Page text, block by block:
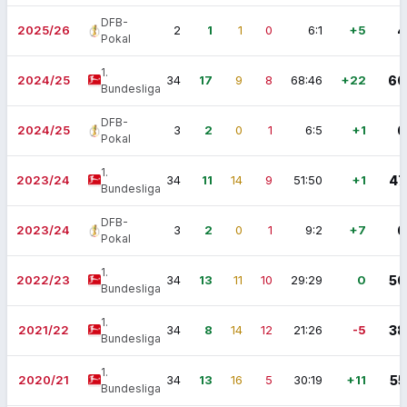
2025/26
DFB-
Pokal
2 1 1 0 6:1 +5 4
2024/25
1.
Bundesliga
34 17 9 8 68:46 +22 60
2024/25
DFB-
Pokal
3 2 0 1 6:5 +1 6
2023/24
1.
Bundesliga
34 11 14 9 51:50 +1 47
2023/24
DFB-
Pokal
3 2 0 1 9:2 +7 6
2022/23
1.
Bundesliga
34 13 11 10 29:29 0 50
2021/22
1.
Bundesliga
34 8 14 12 21:26 -5 38
2020/21
1.
Bundesliga
34 13 16 5 30:19 +11 55